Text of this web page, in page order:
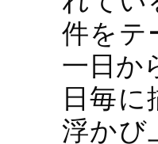
件をテ
一日か
日毎
浮かび